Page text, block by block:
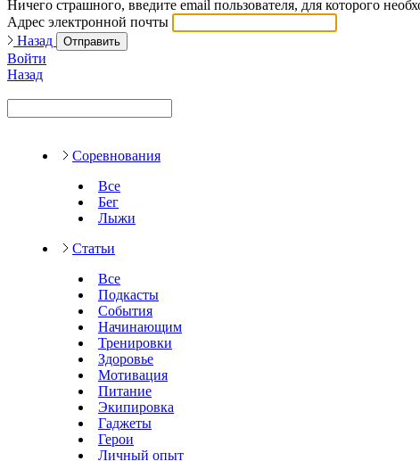
Ничего страшного, введите email пользователя, для которого
Адрес электронной почты
Назад
Отправить
Войти
Назад
Соревнования
Все
Бег
Лыжи
Статьи
Все
Подкасты
События
Начинающим
Тренировки
Здоровье
Мотивация
Питание
Экипировка
Гаджеты
Герои
Личный опыт